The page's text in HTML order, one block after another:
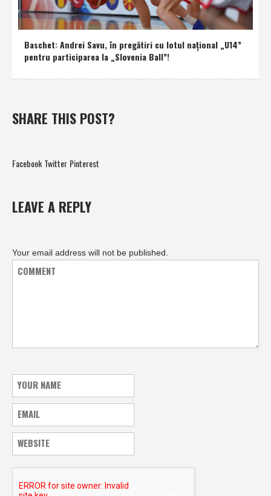
Baschet: Andrei Savu, în pregătiri cu lotul naţional „U14”
pentru participarea la „Slovenia Ball”!
SHARE THIS POST?
Facebook Twitter Pinterest
LEAVE A REPLY
Your email address will not be published.